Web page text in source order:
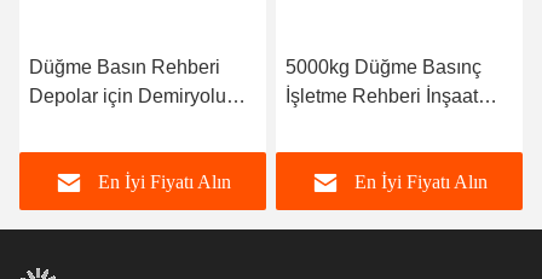
5000kg Düğme Basınç
İşletme Rehberi İnşaat
Asansörü
En İyi Fiyatı Alın
2.5T 3.6m Warehouse
Hydraulic Elevator Lift
En İyi Fiyatı Alın